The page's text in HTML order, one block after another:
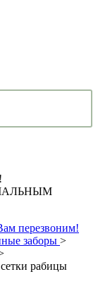
перезвоним!
заборы >
рабицы